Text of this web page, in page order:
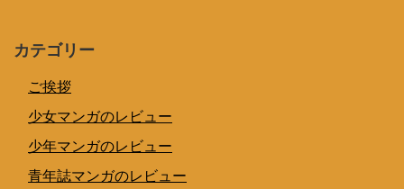
カテゴリー
ご挨拶
少女マンガのレビュー
少年マンガのレビュー
青年誌マンガのレビュー